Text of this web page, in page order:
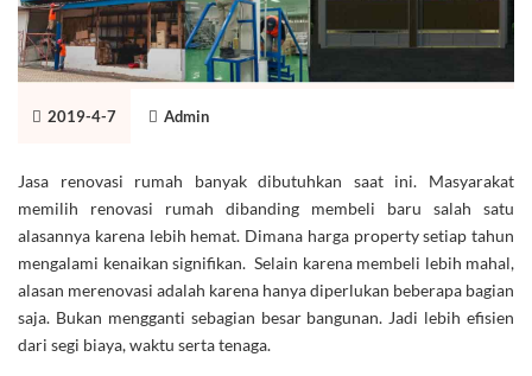
2019-4-7 Admin
Jasa renovasi rumah banyak dibutuhkan saat ini. Masyarakat
memilih renovasi rumah dibanding membeli baru salah satu
alasannya karena lebih hemat. Dimana harga property setiap tahun
mengalami kenaikan signifikan. Selain karena membeli lebih mahal,
alasan merenovasi adalah karena hanya diperlukan beberapa bagian
saja. Bukan mengganti sebagian besar bangunan. Jadi lebih efisien
dari segi biaya, waktu serta tenaga.